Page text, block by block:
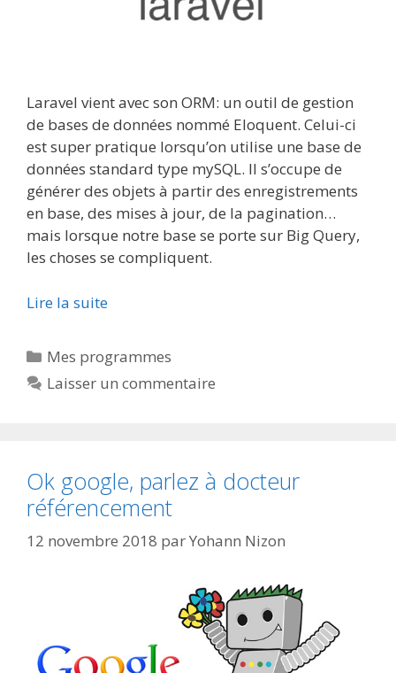
Laravel vient avec son ORM: un outil de gestion
de bases de données nommé Eloquent. Celui-ci
est super pratique lorsqu’on utilise une base de
données standard type mySQL. Il s’occupe de
générer des objets à partir des enregistrements
en base, des mises à jour, de la pagination…
mais lorsque notre base se porte sur Big Query,
les choses se compliquent.
Lire la suite
Catégories
Mes programmes
Laisser un commentaire
Ok google, parlez à docteur
référencement
12 novembre 2018 parYohann Nizon